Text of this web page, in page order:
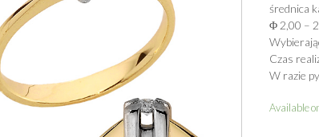
średnica
Φ 2,00 –
Czas
W razie
Available